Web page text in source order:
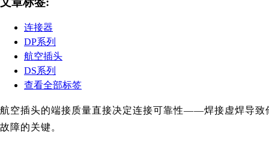
连接器
DP系列
航空插头
DS系列
查看全部标签
航空插头的端接质量直接决定连接可靠性——焊接虚焊导致
故障的关键。